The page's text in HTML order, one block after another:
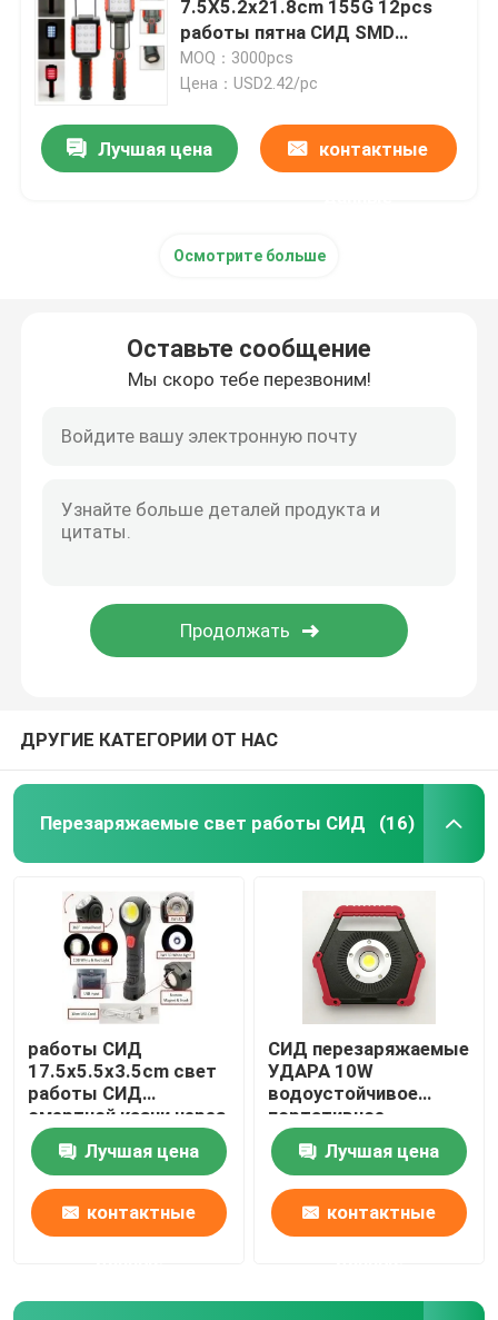
Headlamp СИД УДАРА
Настольная лампа управляемая батареей
Регулируемый свет работы СИД
Водоустойчивый свет бассейна СИД
Свет подарка СИД
свет приведенный стены
7.5X5.2x21.8cm 155G 12pcs
работы пятна СИД SMD
светлый
MOQ：3000pcs
Цена：USD2.42/pc
Лучшая цена контактные
Осмотрите больше
Оставьте сообщение
Мы скоро тебе перезвоним!
ДРУГИЕ КАТЕГОРИИ ОТ НАС
Перезаряжаемые свет работы СИД (16)
работы СИД
17.5x5.5x3.5cm свет
работы СИД
смертной казни через
повешение
перезаряжаемые
светлый с 360
поворотной головки
Deg финиша ABS
Лучшая цена
контактные
СИД перезаряжаемые
УДАРА 10W
водоустойчивое
портативное
работает светлый
силикон ABS
17.3x3.5x15.6cm
Лучшая цена
контактные